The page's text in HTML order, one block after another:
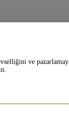
ve